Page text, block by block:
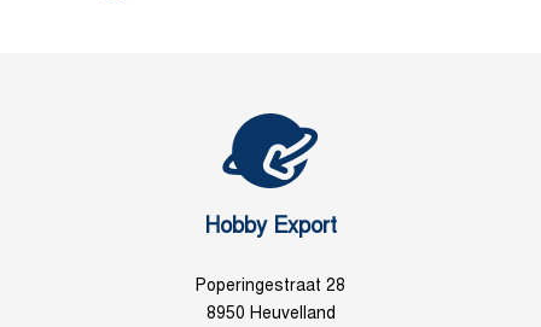
Hobby Export
Poperingestraat 28
8950 Heuvelland